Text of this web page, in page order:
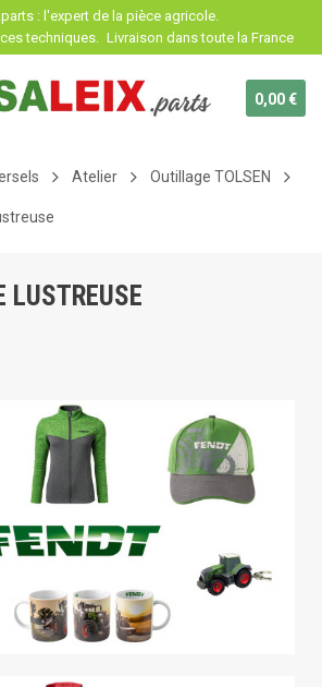
: l'expert de la pièce agricole.
techniques. Livraison dans toute la France
0,00 €
Atelier Outillage TOLSEN
LUSTREUSE